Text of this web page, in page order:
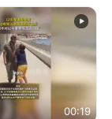
00:19